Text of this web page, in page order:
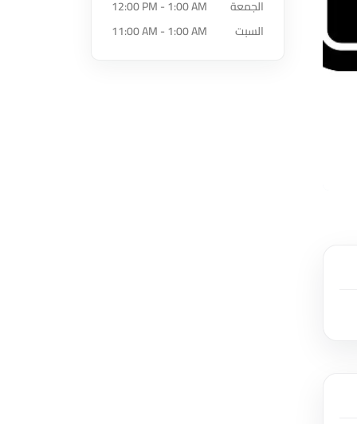
الجمعة
12:00 PM - 1:00 AM
السبت
11:00 AM - 1:00 AM